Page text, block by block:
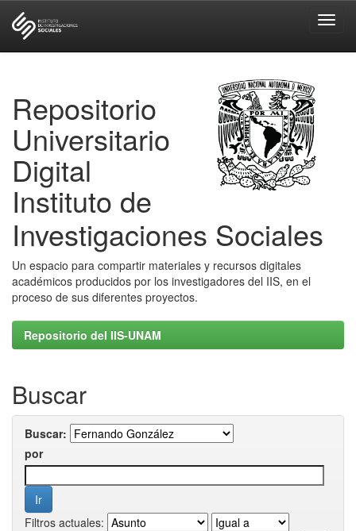
Repositorio
Universitario
Digital
Instituto de
Investigaciones Sociales
Un espacio para compartir materiales y recursos digitales
académicos producidos por los investigadores del IIS, en el
proceso de sus diferentes proyectos.
Repositorio del IIS-UNAM
Buscar
Buscar:
por
Filtros actuales: